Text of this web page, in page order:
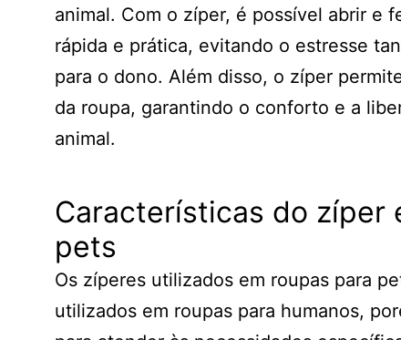
animal. Com o zíper, é possível abrir e
rápida e prática, evitando o estresse
para o dono. Além disso, o zíper
da roupa, garantindo o conforto e a
animal.
Características do zíper
pets
Os zíperes utilizados em roupas para
utilizados em roupas para humanos,